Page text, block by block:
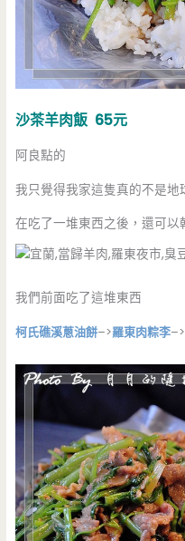
沙茶羊肉飯 65元
阿良點的
我只覺得我家這隻真的不是地
在吃了一堆東西之後，還可
我們前面吃了這堆東西
柯氏礁溪蔥油餅–>羅東肉粽李–>